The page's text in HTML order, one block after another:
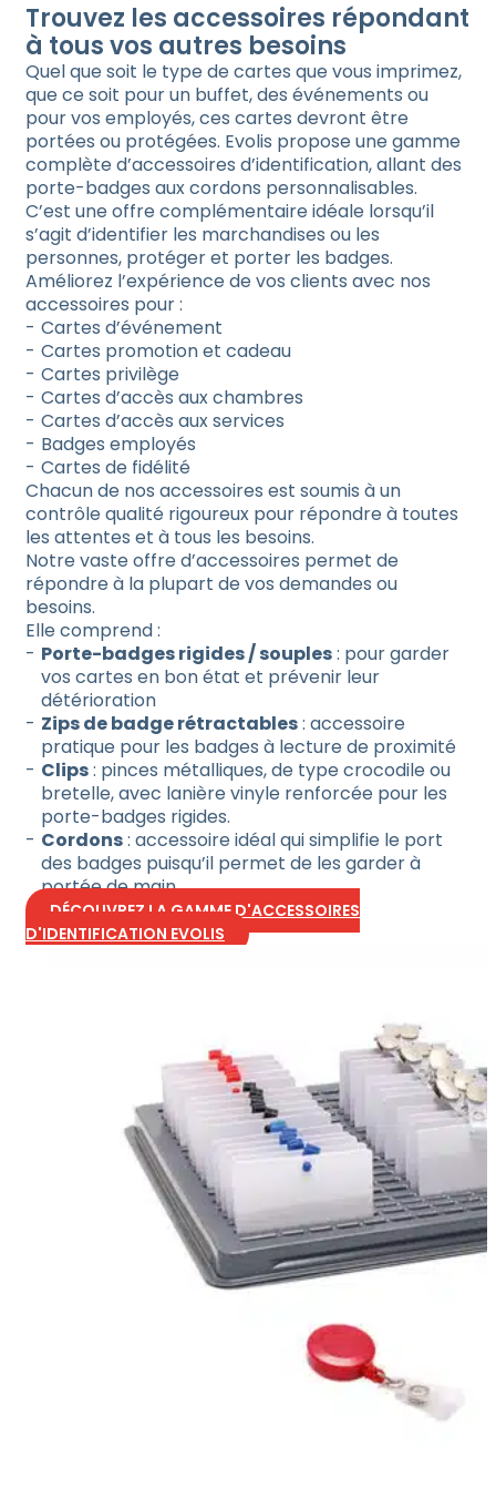
Trouvez les accessoires répondant
à tous vos autres besoins
Quel que soit le type de cartes que vous imprimez,
que ce soit pour un buffet, des événements ou
pour vos employés, ces cartes devront être
portées ou protégées. Evolis propose une gamme
complète d’accessoires d’identification, allant des
porte-badges aux cordons personnalisables.
C’est une offre complémentaire idéale lorsqu’il
s’agit d’identifier les marchandises ou les
personnes, protéger et porter les badges.
Améliorez l’expérience de vos clients avec nos
accessoires pour :
Cartes d’événement
Cartes promotion et cadeau
Cartes privilège
Cartes d’accès aux chambres
Cartes d’accès aux services
Badges employés
Cartes de fidélité
Chacun de nos accessoires est soumis à un
contrôle qualité rigoureux pour répondre à toutes
les attentes et à tous les besoins.
Notre vaste offre d’accessoires permet de
répondre à la plupart de vos demandes ou
besoins.
Elle comprend :
Porte-badges rigides / souples: pour garder
vos cartes en bon état et prévenir leur
détérioration
Zips de badge rétractables: accessoire
pratique pour les badges à lecture de proximité
Clips: pinces métalliques, de type crocodile ou
bretelle, avec lanière vinyle renforcée pour les
porte-badges rigides.
Cordons: accessoire idéal qui simplifie le port
des badges puisqu’il permet de les garder à
portée de main
DÉCOUVREZ LA GAMME D'ACCESSOIRES
D'IDENTIFICATION EVOLIS